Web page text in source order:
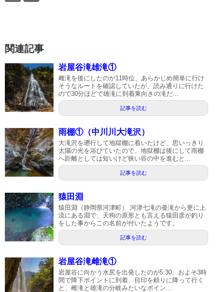
関連記事
岩屋谷滝雄滝①
雌滝を後にしたのが11時位、あらかじめ簡単に行け
そうなルートを確認していたが、読み通りに行けた
ので30分ほどで雄滝に到着東向きの滝だ...
記事を読む
雨棚①（中川川大滝沢）
大滝沢を遡行して地獄棚に着いたけど、思いっきり
太陽の光を浴びていたので、地獄棚は後にして雨棚
へ距離としては短いけど狭い谷の中を進むと...
記事を読む
猿田淵
猿田淵（静岡県河津町） 河津七滝の釜滝から更に上
流にある淵で、天狗の原形とも言える猿田彦が釣り
をした事からこの名前が付いたようです。
記事を読む
岩屋谷滝雌滝①
岩屋谷に向かう水尻を出発したのが5:30、およそ3時
間で降下ポイントに到着、目印を頼りに降って行く
と、雌滝と雄滝の分岐みたいなポイン...